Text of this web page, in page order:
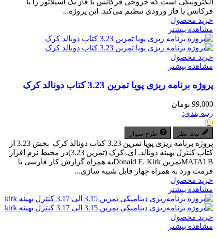
فرکانس یا فاز ورودی تنظیم می‌کند. این پروژه...
خرید محصول
مشاهده بیشتر
خرید محصول
مشاهده بیشتر
پروژه برنامه ریزی پویا تمرین 3.23 کتاب دونالد کرک
99,000 تومان
رتبه بندی:
(0)
ثبت نظر طرح سوال
پروژه برنامه ریزی پویا تمرین 3.23 کتاب دونالد کرک بخش 3.23 از
کتاب کنترل بهینه دونالد. ای. کرک (تمرین 3.23)در محیط نرم افزار
MATALBتمرین Donald E. Kirkبه همراه گزارش کار فارسی با
فرمت ورد به همراه چهار فایل شبیه سازی...
خرید محصول
مشاهده بیشتر
خرید محصول
مشاهده بیشتر